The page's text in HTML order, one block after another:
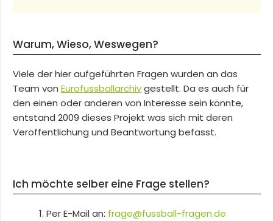
Warum, Wieso, Weswegen?
Viele der hier aufgeführten Fragen wurden an das
Team von Eurofussballarchivgestellt. Da es auch für
den einen oder anderen von Interesse sein könnte,
entstand 2009 dieses Projekt was sich mit deren
Veröffentlichung und Beantwortung befasst.
Ich möchte selber eine Frage stellen?
Per E-Mail an: frage@fussball-fragen.de